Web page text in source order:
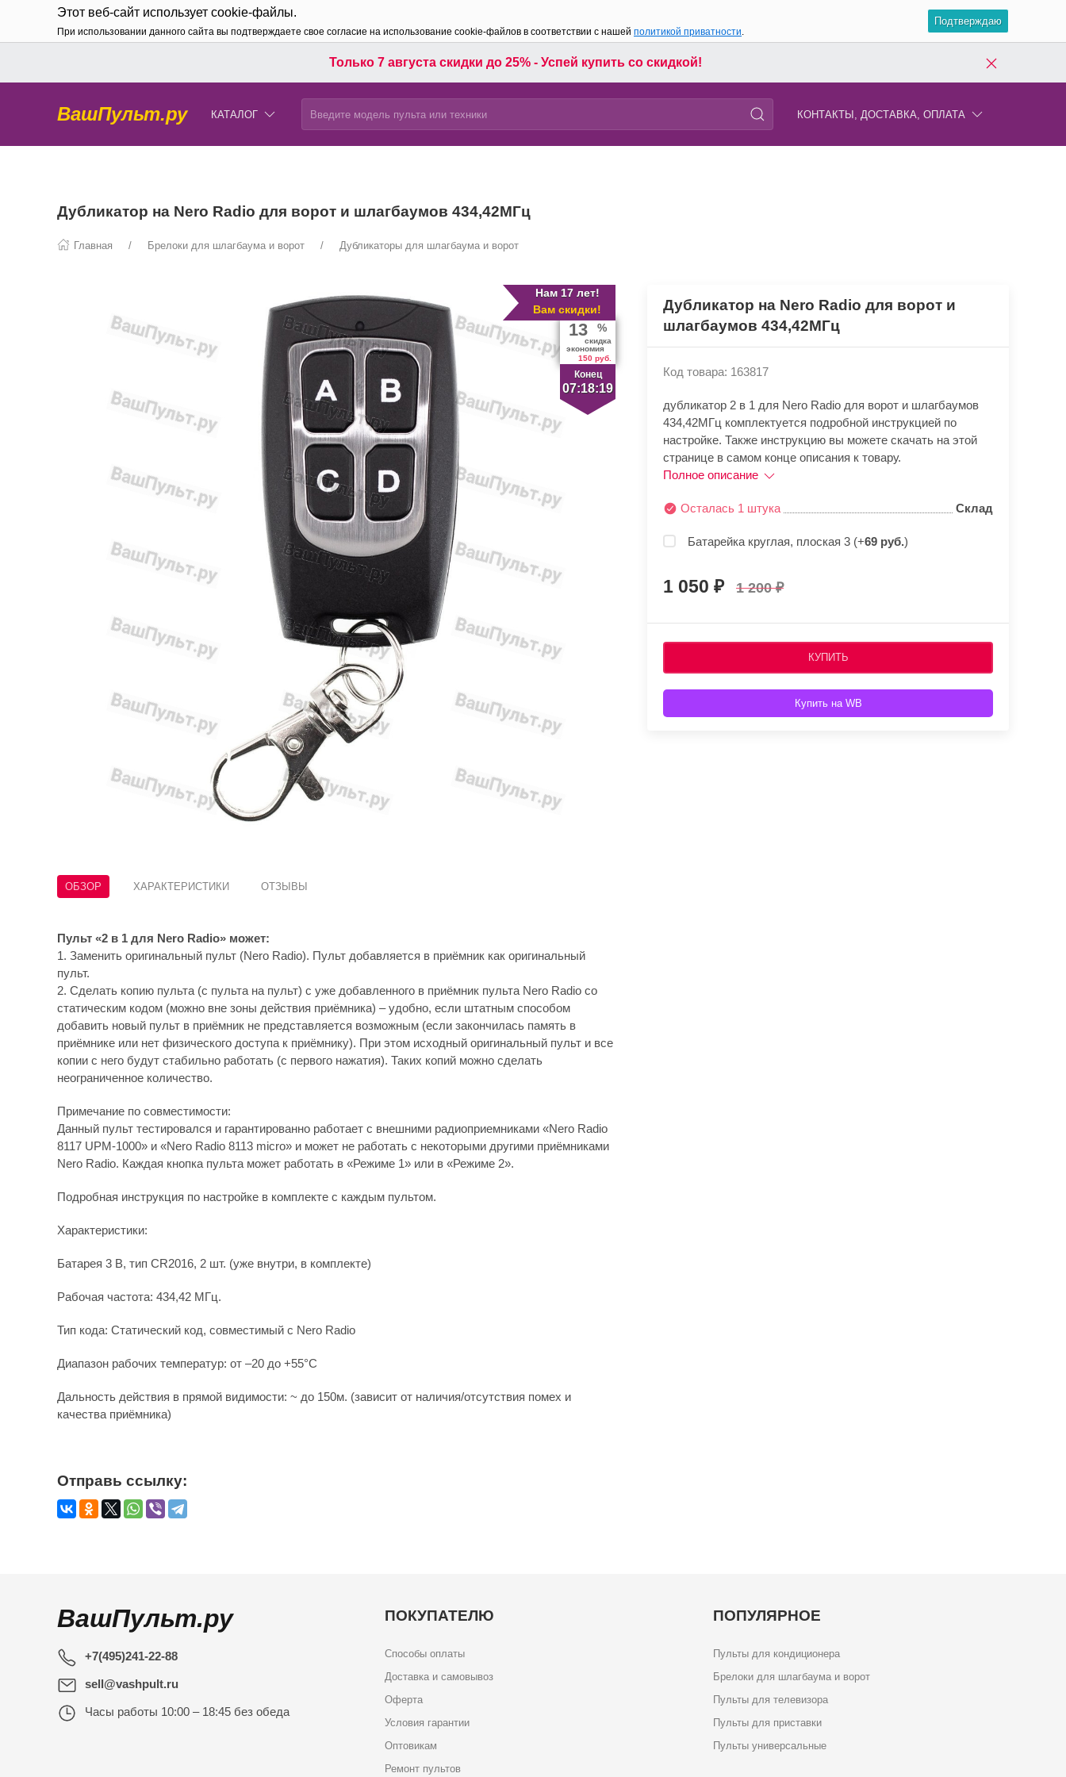
Этот веб-сайт использует cookie-файлы.
При использовании данного сайта вы подтверждаете свое согласие на использование cookie-файлов в соответствии с нашей политикой приватности.
Подтверждаю
Только 7 августа скидки до 25% - Успей купить со скидкой!
ВашПульт.ру КАТАЛОГ КОНТАКТЫ, ДОСТАВКА, ОПЛАТА
Дубликатор на Nero Radio для ворот и шлагбаумов 434,42МГц
Главная Брелоки для шлагбаума и ворот Дубликаторы для шлагбаума и ворот
Нам 17 лет!
Вам скидки!
Конец
07:18:19
13 %
скидка
экономия
150 руб.
ОБЗОР ХАРАКТЕРИСТИКИ ОТЗЫВЫ
Пульт «2 в 1 для Nero Radio» может:
1. Заменить оригинальный пульт (Nero Radio). Пульт добавляется в приёмник как оригинальный
пульт.
2. Сделать копию пульта (с пульта на пульт) с уже добавленного в приёмник пульта Nero Radio со
статическим кодом (можно вне зоны действия приёмника) – удобно, если штатным способом
добавить новый пульт в приёмник не представляется возможным (если закончилась память в
приёмнике или нет физического доступа к приёмнику). При этом исходный оригинальный пульт и все
копии с него будут стабильно работать (с первого нажатия). Таких копий можно сделать
неограниченное количество.
Примечание по совместимости:
Данный пульт тестировался и гарантированно работает с внешними радиоприемниками «Nero Radio
8117 UPM-1000» и «Nero Radio 8113 micro» и может не работать с некоторыми другими приёмниками
Nero Radio. Каждая кнопка пульта может работать в «Режиме 1» или в «Режиме 2».
Подробная инструкция по настройке в комплекте с каждым пультом.
Характеристики:
Батарея 3 В, тип CR2016, 2 шт. (уже внутри, в комплекте)
Рабочая частота: 434,42 МГц.
Тип кода: Статический код, совместимый с Nero Radio
Диапазон рабочих температур: от –20 до +55°C
Дальность действия в прямой видимости: ~ до 150м. (зависит от наличия/отсутствия помех и
качества приёмника)
Дубликатор на Nero Radio для ворот и
шлагбаумов 434,42МГц
Код товара: 163817
дубликатор 2 в 1 для Nero Radio для ворот и шлагбаумов
434,42МГц комплектуется подробной инструкцией по
настройке. Также инструкцию вы можете скачать на этой
странице в самом конце описания к товару.
Полное описание
Осталась 1 штука Склад
Батарейка круглая, плоская 3 (+69 руб.)
1 050 1 200
КУПИТЬ
Купить на WB
Отправь ссылку:
ВашПульт.ру
+7(495)241-22-88
sell@vashpult.ru
Часы работы 10:00 – 18:45 без обеда
ПОКУПАТЕЛЮ
Способы оплаты
Доставка и самовывоз
Оферта
Условия гарантии
Оптовикам
Ремонт пультов
ПОПУЛЯРНОЕ
Пульты для кондиционера
Брелоки для шлагбаума и ворот
Пульты для телевизора
Пульты для приставки
Пульты универсальные